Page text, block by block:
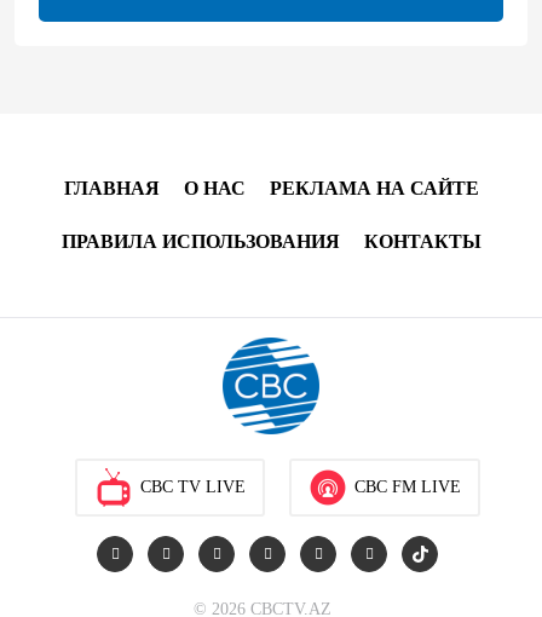
ЕАЭС расширяет финансовый рынок и вводит
программу "зеленой трансформации"
экономики и наращивает взаимную торговлю –
электронной торговли и общего рынка - Турчин
финансирования промкооперации в ЕАЭС
ГЛАВНАЯ О НАС РЕКЛАМА НА САЙТЕ
ПРАВИЛА ИСПОЛЬЗОВАНИЯ КОНТАКТЫ
CBC TV LIVE CBC FM LIVE
© 2026 CBCTV.AZ